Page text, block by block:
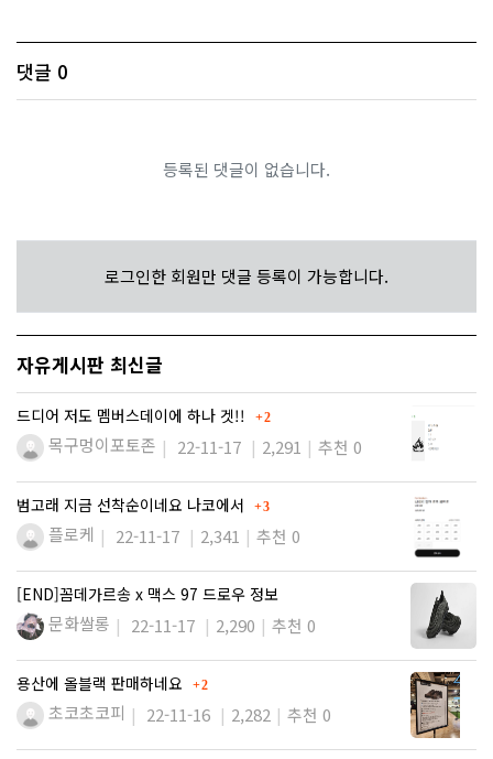
댓글 0
등록된 댓글이 없습니다.
로그인한 회원만 댓글 등록이 가능합니다.
자유게시판 최신글
드디어 저도 멤버스데이에 하나 겟!! 댓글
2
목구멍이포토존 22-11-17 2,291 추천 0
범고래 지금 선착순이네요 나코에서 댓글
3
플로케 22-11-17 2,341 추천 0
[END]꼼데가르송 x 맥스 97 드로우 정보
문화쌀롱 22-11-17 2,290 추천 0
용산에 올블랙 판매하네요 댓글
2
초코초코피 22-11-16 2,282 추천 0